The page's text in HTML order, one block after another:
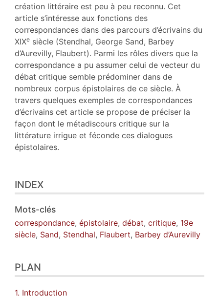
création littéraire est peu à peu reconnu. Cet
article s’intéresse aux fonctions des
correspondances dans des parcours d’écrivains du
XIXe siècle (Stendhal, George Sand, Barbey
d’Aurevilly, Flaubert). Parmi les rôles divers que la
correspondance a pu assumer celui de vecteur du
débat critique semble prédominer dans de
nombreux corpus épistolaires de ce siècle. À
travers quelques exemples de correspondances
d’écrivains cet article se propose de préciser la
façon dont le métadiscours critique sur la
littérature irrigue et féconde ces dialogues
épistolaires.
INDEX
Mots-clés
correspondance, épistolaire, débat, critique, 19e
siècle, Sand, Stendhal, Flaubert, Barbey d’Aurevilly
PLAN
1. Introduction